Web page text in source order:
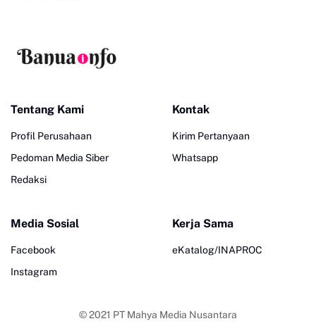
Tentang Kami
Profil Perusahaan
Pedoman Media Siber
Redaksi
Kontak
Kirim Pertanyaan
Whatsapp
Media Sosial
Facebook
Instagram
Kerja Sama
eKatalog/INAPROC
© 2021 PT Mahya Media Nusantara